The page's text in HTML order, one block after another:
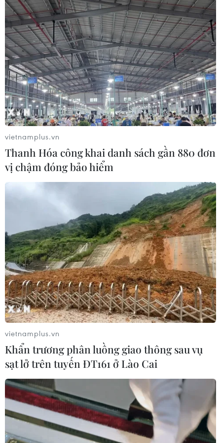
TIN CÙNG CHUYÊN MỤC
Thanh Hóa công khai danh sách gần
880 đơn vị chậm đóng bảo hiểm
07/08/2026 01:49
vietnamplus.vn
Thanh Hóa công khai danh sách gần 880 đơn
vị chậm đóng bảo hiểm
vietnamplus.vn
Khẩn trương phân luồng giao thông sau vụ
sạt lở trên tuyến ĐT161 ở Lào Cai